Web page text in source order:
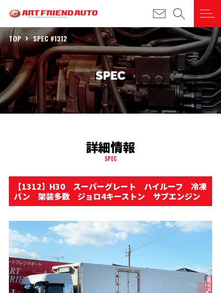
TOP SPEC #1312
詳細情報
SPEC
【1312】H30 スーパーグレート ハイルーフ 冷凍
バン 架装多数 ジョロ4キーストン サブエンジン